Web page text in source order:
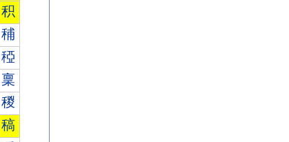
积
秿
稏
稟
稯
稿